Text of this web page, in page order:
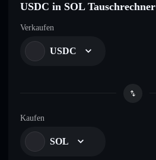
USDC in SOL Tauschrechner
Verkaufen
USDC
Kaufen
SOL